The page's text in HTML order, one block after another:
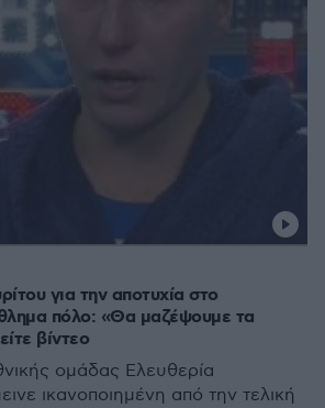
για την αποτυχία στο
πόλο: «Θα μαζέψουμε τα
βίντεο
ομάδας Ελευθερία
ικανοποιημένη από την τελική